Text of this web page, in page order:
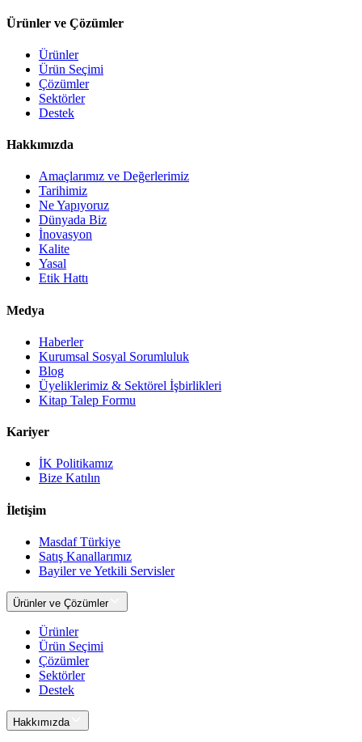
Ürünler ve Çözümler
Ürünler
Ürün Seçimi
Çözümler
Sektörler
Destek
Hakkımızda
Amaçlarımız ve Değerlerimiz
Tarihimiz
Ne Yapıyoruz
Dünyada Biz
İnovasyon
Kalite
Yasal
Etik Hattı
Medya
Haberler
Kurumsal Sosyal Sorumluluk
Blog
Üyeliklerimiz & Sektörel İşbirlikleri
Kitap Talep Formu
Kariyer
İK Politikamız
Bize Katılın
İletişim
Masdaf Türkiye
Satış Kanallarımız
Bayiler ve Yetkili Servisler
Ürünler ve Çözümler
Ürünler
Ürün Seçimi
Çözümler
Sektörler
Destek
Hakkımızda